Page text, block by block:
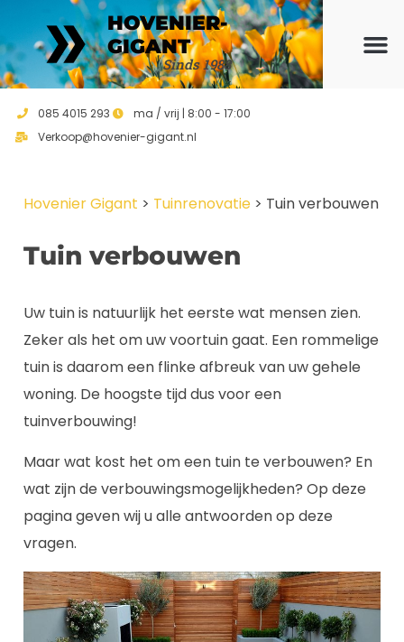
HOVENIER-
GIGANT
Sinds 1988
085 4015 293
ma / vrij | 8:00 - 17:00
Verkoop@hovenier-gigant.nl
Hovenier Gigant > Tuinrenovatie > Tuin verbouwen
Tuin verbouwen
Uw tuin is natuurlijk het eerste wat mensen zien.
Zeker als het om uw voortuin gaat. Een rommelige
tuin is daarom een flinke afbreuk van uw gehele
woning. De hoogste tijd dus voor een
tuinverbouwing!
Maar wat kost het om een tuin te verbouwen? En
wat zijn de verbouwingsmogelijkheden? Op deze
pagina geven wij u alle antwoorden op deze
vragen.